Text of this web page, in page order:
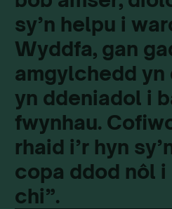
sy’n helpu i
Wyddfa, gan
amgylchedd
yn ddeniadol i
fwynhau.
rhaid i’r hyn
copa ddod nôl
chi”.